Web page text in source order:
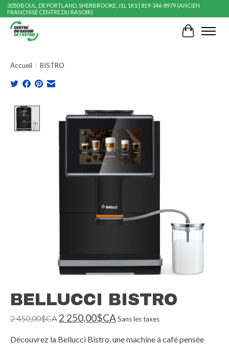
3050 BOUL. DE PORTLAND, SHERBROOKE, J1L 1K1 | 819-346-8979 (ANCIEN
FRANCHISÉ CENTRE DU RASOIR)
Panier
Accueil / BISTRO
Product image slideshow Items
BELLUCCI BISTRO
2 450,00$CA 2 250,00$CASans les taxes
Découvrez la Bellucci Bistro, une machine à café pensée